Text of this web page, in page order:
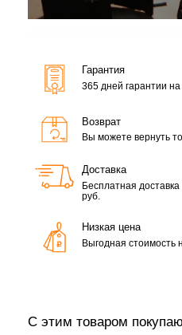
Гарантия
365 дней гарантии
Возврат
Вы можете вернуть
Доставка
Бесплатная
руб.
Низкая цена
Выгодная стоимость
С этим товаром